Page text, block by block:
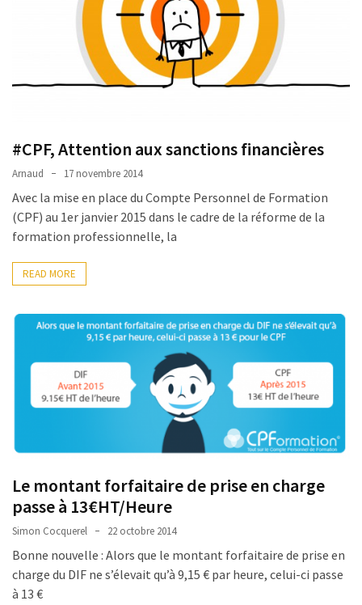
#CPF, Attention aux sanctions financières
Arnaud 17 novembre 2014
Avec la mise en place du Compte Personnel de Formation
(CPF) au 1er janvier 2015 dans le cadre de la réforme de la
formation professionnelle, la
READ MORE
Le montant forfaitaire de prise en charge
passe à 13€HT/Heure
Simon Cocquerel 22 octobre 2014
Bonne nouvelle : Alors que le montant forfaitaire de prise en
charge du DIF ne s’élevait qu’à 9,15 € par heure, celui-ci passe
à 13 €